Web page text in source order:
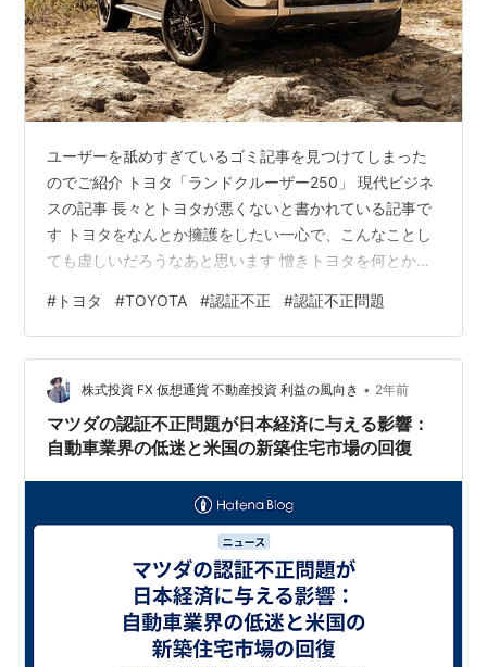
ユーザーを舐めすぎているゴミ記事を見つけてしまった
のでご紹介 トヨタ「ランドクルーザー250」 現代ビジネ
スの記事 長々とトヨタが悪くないと書かれている記事で
す トヨタをなんとか擁護をしたい一心で、こんなことし
ても虚しいだろうなあと思います 憎きトヨタを何とか
大きく損なわせている国土交通省の「罪」 2024.06.24
大原 浩 https://gendai.media/articles/-/132189 1ページ
目 2ページ目 3ページ目 4ページ目 5ページ目 リンク リ
ンク リンク 認証不正問題を「校則違反」に例えること自
体が問題の矮小化…
# トヨタ #TOYOTA #認証不正 #認証不正問題
株式投資 FX 仮想通貨 不動産投資 利益の風向き • 2年前
マツダの認証不正問題が日本経済に与える影響：
自動車業界の低迷と米国の新築住宅市場の回復